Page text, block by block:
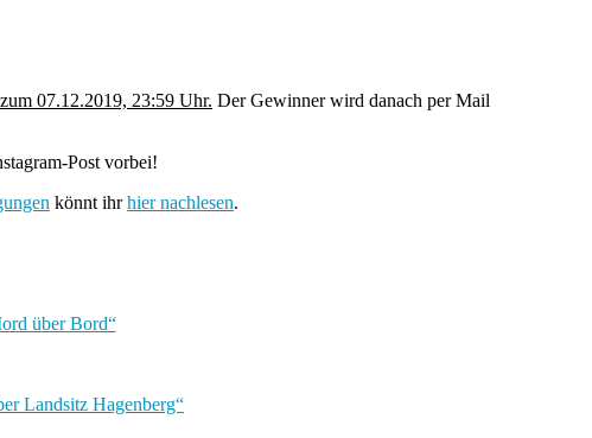
07.12.2019, 23:59 Uhr. Der Gewinner wird danach per Mail
Post vorbei!
könnt ihrhier nachlesen.
über Bord“
Landsitz Hagenberg“